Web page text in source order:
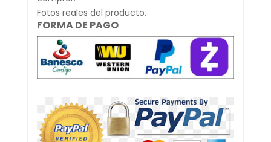
Fotos reales del producto.
FORMA DE PAGO